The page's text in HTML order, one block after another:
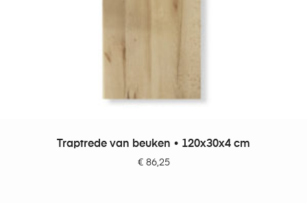
TOEVOEGEN AAN WINKELWAGEN
Traptrede van beuken • 120x30x4 cm
€86,25